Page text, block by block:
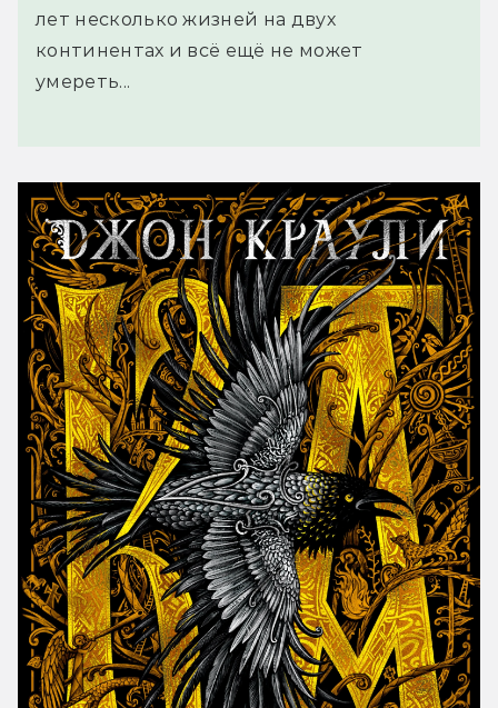
лет несколько жизней на двух
континентах и всё ещё не может
умереть...